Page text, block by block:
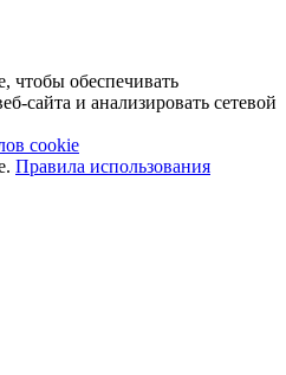
чтобы обеспечивать
сайта и анализировать сетевой
cookie
Правила использования